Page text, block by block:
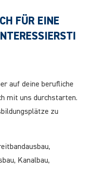
FÜR EINE
auf deine berufliche
mit uns durchstarten.
zu
Kanalbau,